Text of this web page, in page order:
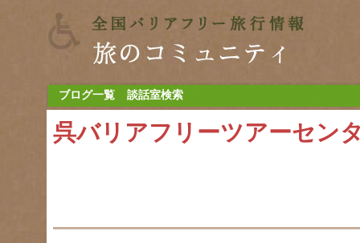
ブログ一覧 談話室検索
呉バリアフリーツアーセン